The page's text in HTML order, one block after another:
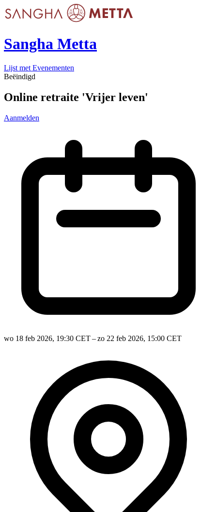
Sangha Metta
Lijst met Evenementen
Beëindigd
Online retraite 'Vrijer leven'
Aanmelden
wo 18 feb 2026, 19:30 CET – zo 22 feb 2026, 15:00 CET